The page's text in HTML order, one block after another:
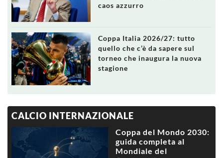
caos azzurro
Coppa Italia 2026/27: tutto
quello che c’è da sapere sul
torneo che inaugura la nuova
stagione
CALCIO INTERNAZIONALE
Coppa del Mondo 2030:
guida completa al
Mondiale del